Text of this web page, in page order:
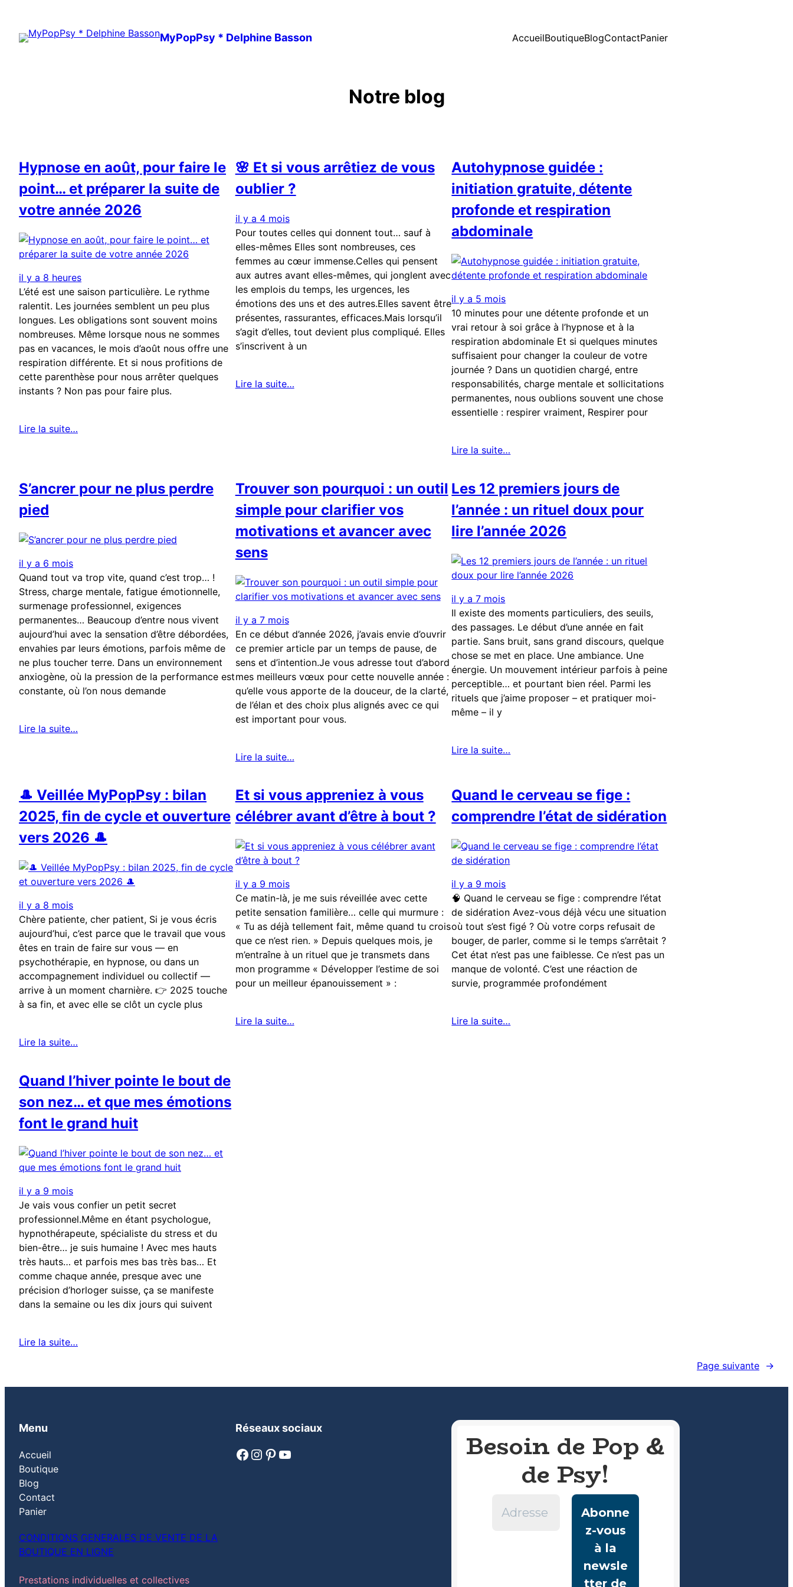
contenu
MyPopPsy * Delphine Basson AccueilBoutiqueBlogContactPanier
Notre blog
Hypnose en août, pour faire le
point… et préparer la suite de
votre année 2026
il y a 8 heures
L’été est une saison particulière. Le rythme
ralentit. Les journées semblent un peu plus
longues. Les obligations sont souvent moins
nombreuses. Même lorsque nous ne sommes
pas en vacances, le mois d’août nous offre une
respiration différente. Et si nous profitions de
cette parenthèse pour nous arrêter quelques
instants ? Non pas pour faire plus.
Lire la suite…
🌸 Et si vous arrêtiez de vous
oublier ?
il y a 4 mois
Pour toutes celles qui donnent tout… sauf à
elles-mêmes Elles sont nombreuses, ces
femmes au cœur immense.Celles qui pensent
aux autres avant elles-mêmes, qui jonglent avec
les emplois du temps, les urgences, les
émotions des uns et des autres.Elles savent être
présentes, rassurantes, efficaces.Mais lorsqu’il
s’agit d’elles, tout devient plus compliqué. Elles
s’inscrivent à un
Lire la suite…
Autohypnose guidée :
initiation gratuite, détente
profonde et respiration
abdominale
il y a 5 mois
10 minutes pour une détente profonde et un
vrai retour à soi grâce à l’hypnose et à la
respiration abdominale Et si quelques minutes
suffisaient pour changer la couleur de votre
journée ? Dans un quotidien chargé, entre
responsabilités, charge mentale et sollicitations
permanentes, nous oublions souvent une chose
essentielle : respirer vraiment, Respirer pour
Lire la suite…
S’ancrer pour ne plus perdre
pied
il y a 6 mois
Quand tout va trop vite, quand c’est trop… !
Stress, charge mentale, fatigue émotionnelle,
surmenage professionnel, exigences
permanentes… Beaucoup d’entre nous vivent
aujourd’hui avec la sensation d’être débordées,
envahies par leurs émotions, parfois même de
ne plus toucher terre. Dans un environnement
anxiogène, où la pression de la performance est
constante, où l’on nous demande
Lire la suite…
Trouver son pourquoi : un outil
simple pour clarifier vos
motivations et avancer avec
sens
il y a 7 mois
En ce début d’année 2026, j’avais envie d’ouvrir
ce premier article par un temps de pause, de
sens et d’intention.Je vous adresse tout d’abord
mes meilleurs vœux pour cette nouvelle année :
qu’elle vous apporte de la douceur, de la clarté,
de l’élan et des choix plus alignés avec ce qui
est important pour vous.
Lire la suite…
Les 12 premiers jours de
l’année : un rituel doux pour
lire l’année 2026
il y a 7 mois
Il existe des moments particuliers, des seuils,
des passages. Le début d’une année en fait
partie. Sans bruit, sans grand discours, quelque
chose se met en place. Une ambiance. Une
énergie. Un mouvement intérieur parfois à peine
perceptible… et pourtant bien réel. Parmi les
rituels que j’aime proposer – et pratiquer moi-
même – il y
Lire la suite…
🎩 Veillée MyPopPsy : bilan
2025, fin de cycle et ouverture
vers 2026 🎩
il y a 8 mois
Chère patiente, cher patient, Si je vous écris
aujourd’hui, c’est parce que le travail que vous
êtes en train de faire sur vous — en
psychothérapie, en hypnose, ou dans un
accompagnement individuel ou collectif —
arrive à un moment charnière. 👉 2025 touche
à sa fin, et avec elle se clôt un cycle plus
Lire la suite…
Et si vous appreniez à vous
célébrer avant d’être à bout ?
il y a 9 mois
Ce matin-là, je me suis réveillée avec cette
petite sensation familière… celle qui murmure :
« Tu as déjà tellement fait, même quand tu crois
que ce n’est rien. » Depuis quelques mois, je
m’entraîne à un rituel que je transmets dans
mon programme « Développer l’estime de soi
pour un meilleur épanouissement » :
Lire la suite…
Quand le cerveau se fige :
comprendre l’état de sidération
il y a 9 mois
🧠 Quand le cerveau se fige : comprendre l’état
de sidération Avez-vous déjà vécu une situation
où tout s’est figé ? Où votre corps refusait de
bouger, de parler, comme si le temps s’arrêtait ?
Cet état n’est pas une faiblesse. Ce n’est pas un
manque de volonté. C’est une réaction de
survie, programmée profondément
Lire la suite…
Quand l’hiver pointe le bout de
son nez… et que mes émotions
font le grand huit
il y a 9 mois
Je vais vous confier un petit secret
professionnel.Même en étant psychologue,
hypnothérapeute, spécialiste du stress et du
bien-être… je suis humaine ! Avec mes hauts
très hauts… et parfois mes bas très bas… Et
comme chaque année, presque avec une
précision d’horloger suisse, ça se manifeste
dans la semaine ou les dix jours qui suivent
Lire la suite…
Page suivante →
Menu
Accueil
Boutique
Blog
Contact
Panier
CONDITIONS GENERALES DE VENTE DE LA
BOUTIQUE EN LIGNE
Prestations individuelles et collectives
Réseaux sociaux
Facebook Instagram Pinterest YouTube Besoin de Pop &
de Psy!